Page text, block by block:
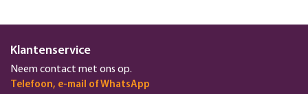
Klantenservice
Neem contact met ons op.
Telefoon, e-mail of WhatsApp